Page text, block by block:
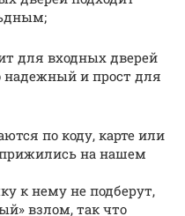
для входных дверей
надежный и прост для
по коду, карте или
прижились на нашем
к нему не подберут,
взлом, так что